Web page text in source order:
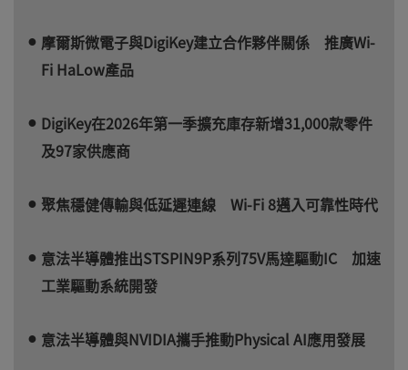
摩爾斯微電子與DigiKey建立合作夥伴關係 推廣Wi-
Fi HaLow產品
DigiKey在2026年第一季擴充庫存新增31,000款零件
及97家供應商
聚焦穩健傳輸與低延遲連線 Wi-Fi 8邁入可靠性時代
意法半導體推出STSPIN9P系列75V馬達驅動IC 加速
工業驅動系統開發
意法半導體與NVIDIA攜手推動Physical AI應用發展